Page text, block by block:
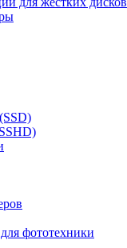
фототехники